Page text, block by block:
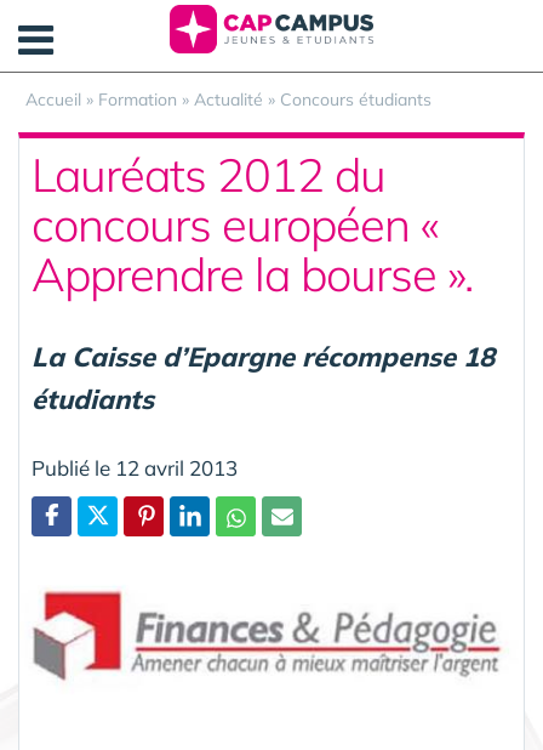
Accueil » Formation » Actualité » Concours étudiants
Lauréats 2012 du
concours européen «
Apprendre la bourse ».
La Caisse d’Epargne récompense 18
étudiants
Publié le 12 avril 2013
Panneau de gestion des cookies